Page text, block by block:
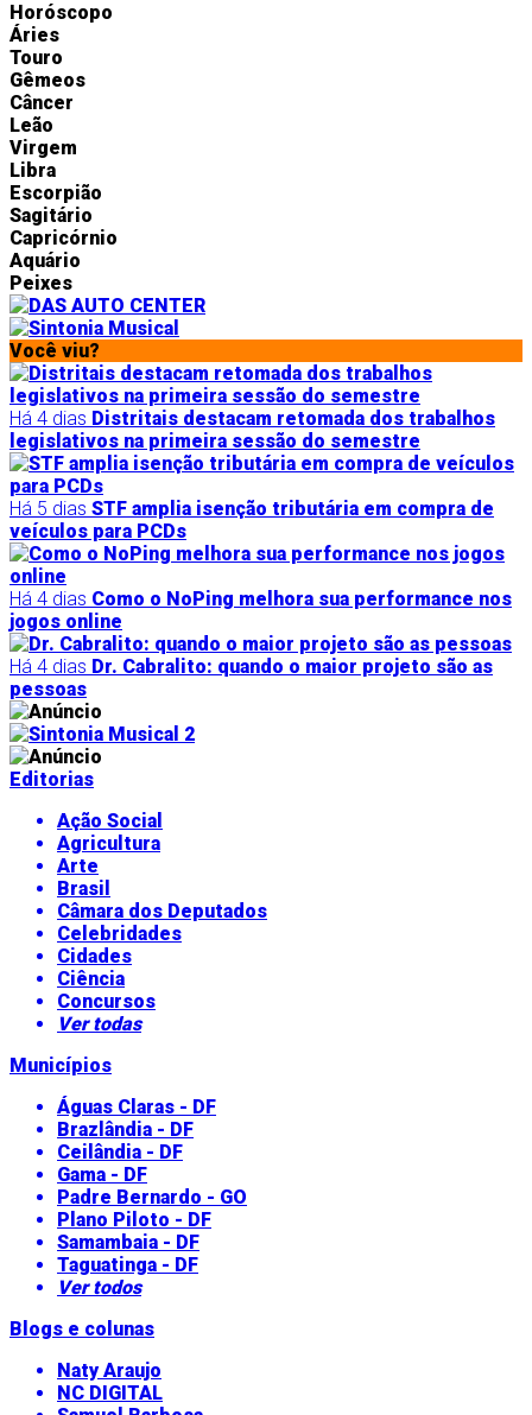
Horóscopo
Áries
Touro
Gêmeos
Câncer
Leão
Virgem
Libra
Escorpião
Sagitário
Capricórnio
Aquário
Peixes
Você viu?
Há 4 dias Distritais destacam retomada dos trabalhos
legislativos na primeira sessão do semestre
Há 5 dias STF amplia isenção tributária em compra de
veículos para PCDs
Há 4 dias Como o NoPing melhora sua performance nos
jogos online
Há 4 dias Dr. Cabralito: quando o maior projeto são as
pessoas
Editorias
Ação Social
Agricultura
Arte
Brasil
Câmara dos Deputados
Celebridades
Cidades
Ciência
Concursos
Ver todas
Municípios
Águas Claras - DF
Brazlândia - DF
Ceilândia - DF
Gama - DF
Padre Bernardo - GO
Plano Piloto - DF
Samambaia - DF
Taguatinga - DF
Ver todos
Blogs e colunas
Naty Araujo
NC DIGITAL